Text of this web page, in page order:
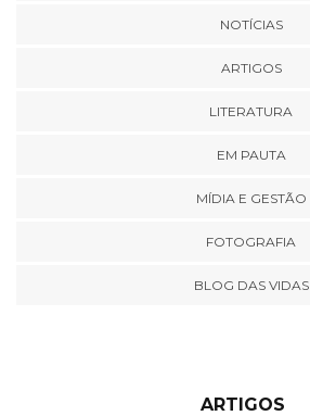
NOTÍCIAS
ARTIGOS
LITERATURA
EM PAUTA
MÍDIA E GESTÃO
FOTOGRAFIA
BLOG DAS VIDAS
ARTIGOS